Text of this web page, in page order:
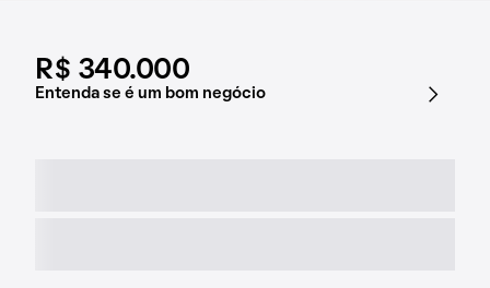
R$ 340.000
Entenda se é um bom negócio